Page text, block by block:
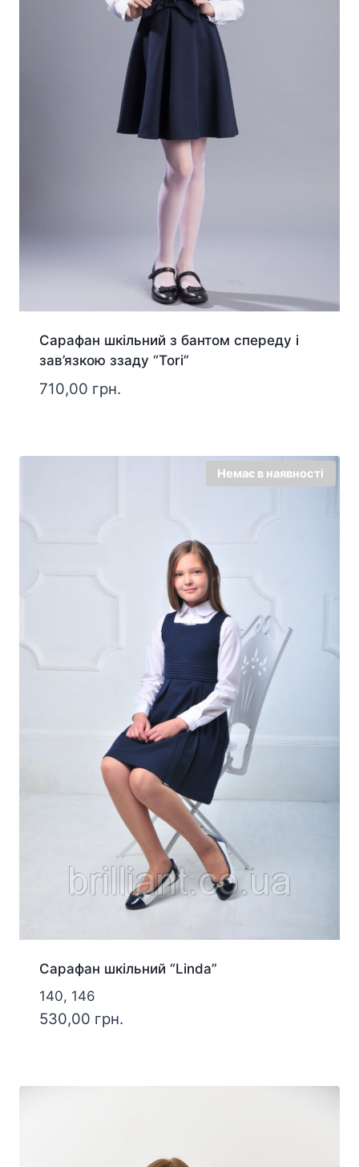
Сарафан шкільний з бантом спереду і
зав’язкою ззаду “Tori”
710,00 грн.
Немає в наявності
Сарафан шкільний “Linda”
140, 146
530,00 грн.